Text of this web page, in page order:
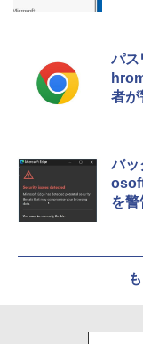
パス
者が
バッ
を警